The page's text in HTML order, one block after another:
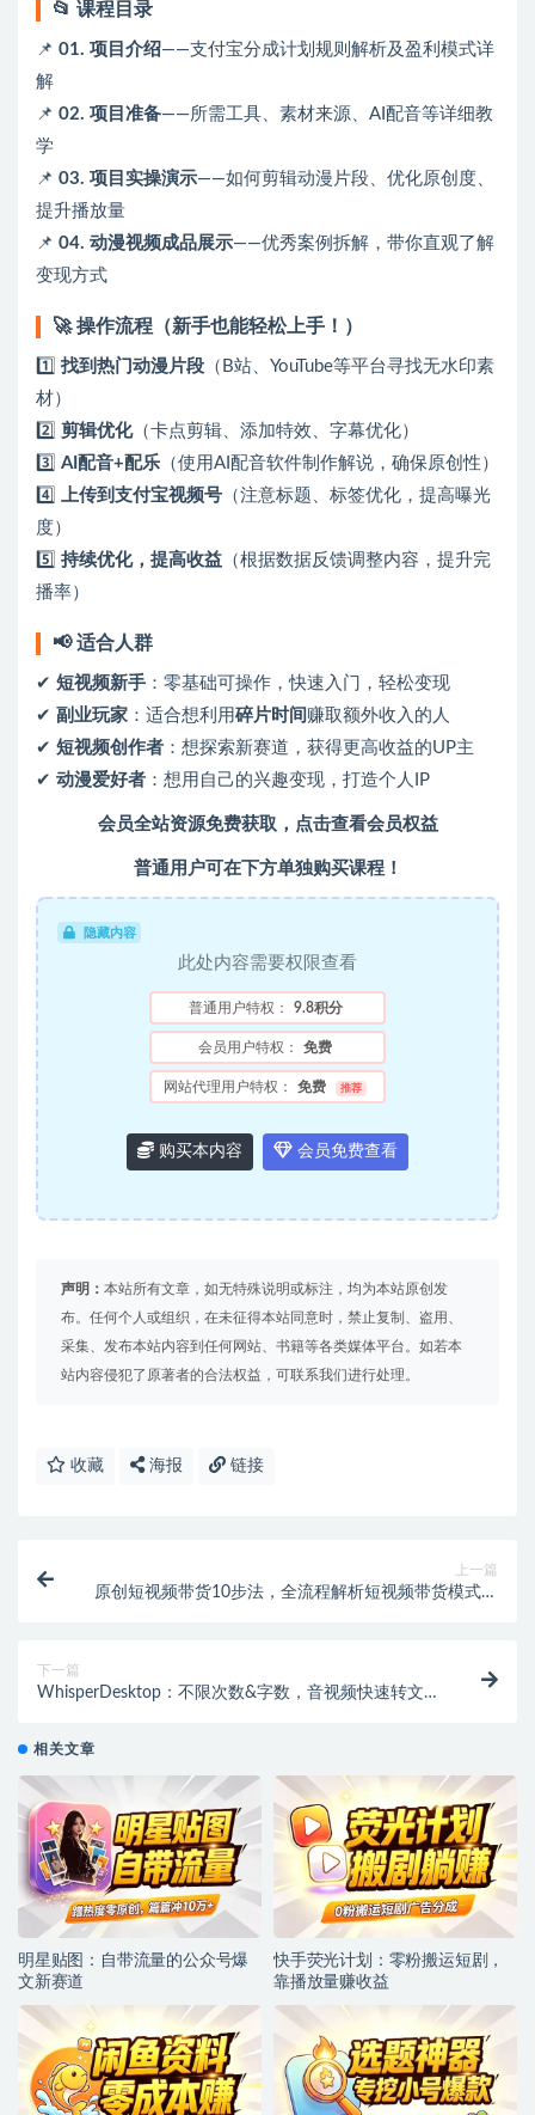
📂 课程目录
📌 01. 项目介绍——支付宝分成计划规则解析及盈利模式详
解
📌 02. 项目准备——所需工具、素材来源、AI配音等详细教
学
📌 03. 项目实操演示——如何剪辑动漫片段、优化原创度、
提升播放量
📌 04. 动漫视频成品展示——优秀案例拆解，带你直观了解
变现方式
🚀 操作流程（新手也能轻松上手！）
1️⃣ 找到热门动漫片段 （B站、YouTube等平台寻找无水印素
材）
2️⃣
剪辑优化（卡点剪辑、添加特效、字幕优化）
3️⃣ AI配音+配乐 （使用AI配音软件制作解说，确保原创性）
4️⃣
上传到支付宝视频号 （注意标题、标签优化，提高曝光
度）
5️⃣ 持续优化，提高收益 （根据数据反馈调整内容，提升完
播率）
📢 适合人群
✔ 短视频新手 ：零基础可操作，快速入门，轻松变现
✔ 副业玩家 ：适合想利用碎片时间 赚取额外收入的人
✔ 短视频创作者 ：想探索新赛道，获得更高收益的UP主
✔ 动漫爱好者 ：想用自己的兴趣变现，打造个人IP
会员全站资源免费获取，点击查看会员权益
普通用户可在下方单独购买课程！
隐藏内容
此处内容需要权限查看
普通用户特权： 9.8积分
会员用户特权： 免费
网站代理用户特权： 免费 推荐
购买本内容 会员免费查看
声明： 本站所有文章，如无特殊说明或标注，均为本站原创发
布。任何个人或组织，在未征得本站同意时，禁止复制、盗用、
采集、发布本站内容到任何网站、书籍等各类媒体平台。如若本
站内容侵犯了原著者的合法权益，可联系我们进行处理。
收藏 海报 链接
上一篇
原创短视频带货10步法，全流程解析短视频带货模式及
下一篇
WhisperDesktop：不限次数&字数，音视频快速转文
相关文章
明星贴图：自带流量的公众号爆
文新赛道
快手荧光计划：零粉搬运短剧，
靠播放量赚收益